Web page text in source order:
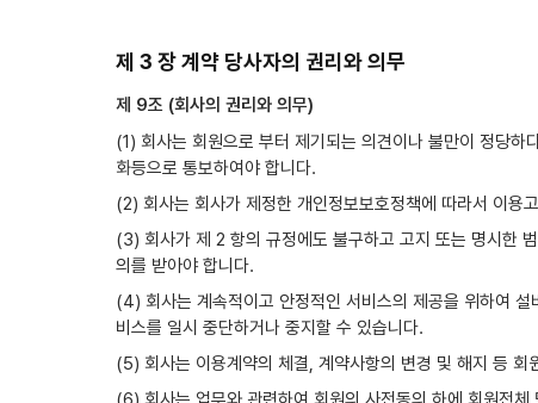
제 3 장 계약 당사자의 권리와 의무
제 9조 (회사의 권리와 의무)
(1) 회사는 회원으로 부터 제기되는 의견이나 불만이 정당
화등으로 통보하여야 합니다.
(2) 회사는 회사가 제정한 개인정보보호정책에 따라서 이용
(3) 회사가 제 2 항의 규정에도 불구하고 고지 또는 명시한
의를 받아야 합니다.
(4) 회사는 계속적이고 안정적인 서비스의 제공을 위하여
비스를 일시 중단하거나 중지할 수 있습니다.
(5) 회사는 이용계약의 체결, 계약사항의 변경 및 해지 등